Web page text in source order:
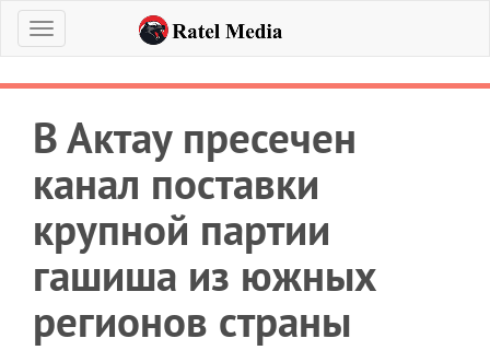
Меню
В Актау пресечен
канал поставки
крупной партии
гашиша из южных
регионов страны